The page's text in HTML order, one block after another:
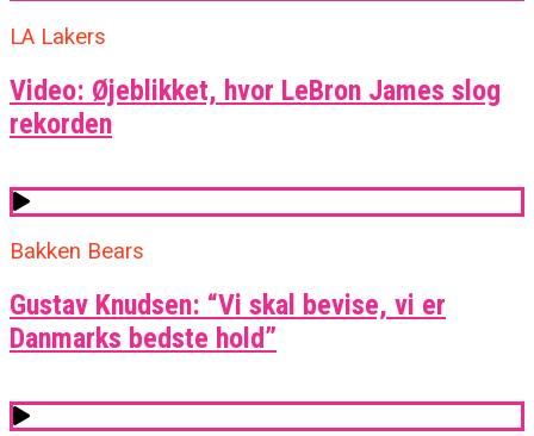
LA Lakers
Video: Øjeblikket, hvor LeBron James slog
rekorden
Bakken Bears
Gustav Knudsen: “Vi skal bevise, vi er
Danmarks bedste hold”